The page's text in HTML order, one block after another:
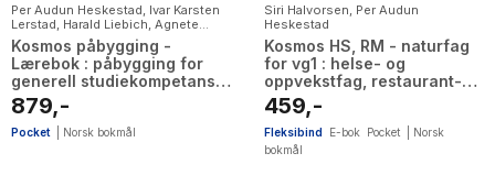
Per Audun Heskestad Ivar Karsten
Lerstad Harald Liebich Agnete
Engan
Kosmos påbygging -
Lærebok : påbygging for
generell studiekompetanse
i naturfag
879,-
Pocket Norsk bokmål
Siri Halvorsen Per Audun
Heskestad
Kosmos HS, RM - naturfag
for vg1 : helse- og
oppvekstfag, restaurant-
og matfag
459,-
Fleksibind E-bok Pocket
Norsk
bokmål